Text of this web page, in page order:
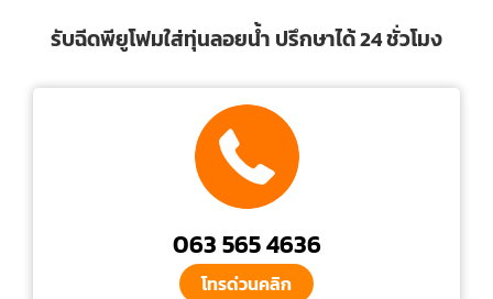
รับฉีดพียูโฟมใส่ทุ่นลอยน้ำ ปรึกษาได้ 24 ชั่วโมง
063 565 4636
โทรด่วนคลิก